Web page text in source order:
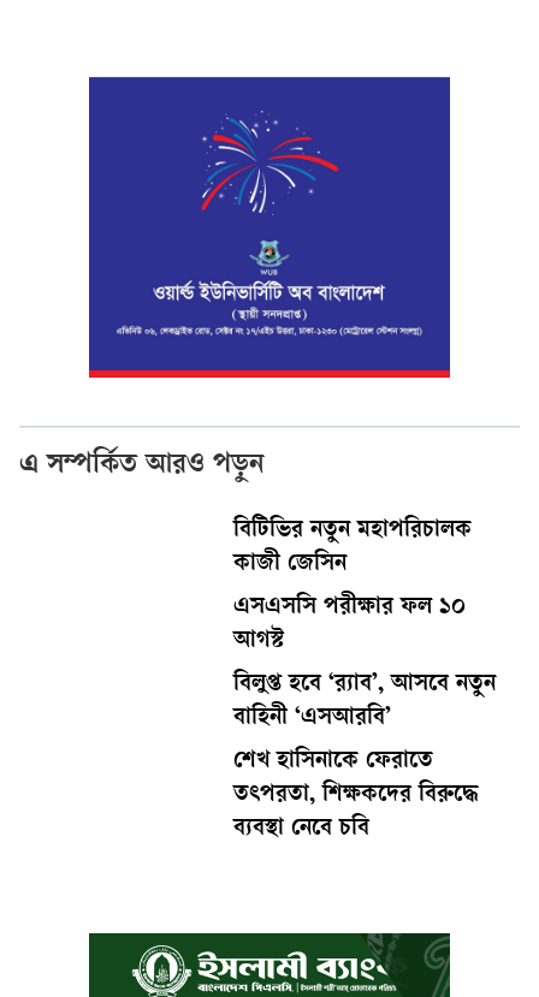
এ সম্পর্কিত আরও পড়ুন
বিটিভির নতুন মহাপরিচালক
কাজী জেসিন
এসএসসি পরীক্ষার ফল ১০
আগস্ট
বিলুপ্ত হবে ‘র‍্যাব’, আসবে নতুন
বাহিনী ‘এসআরবি’
শেখ হাসিনাকে ফেরাতে
তৎপরতা, শিক্ষকদের বিরুদ্ধে
ব্যবস্থা নেবে চবি